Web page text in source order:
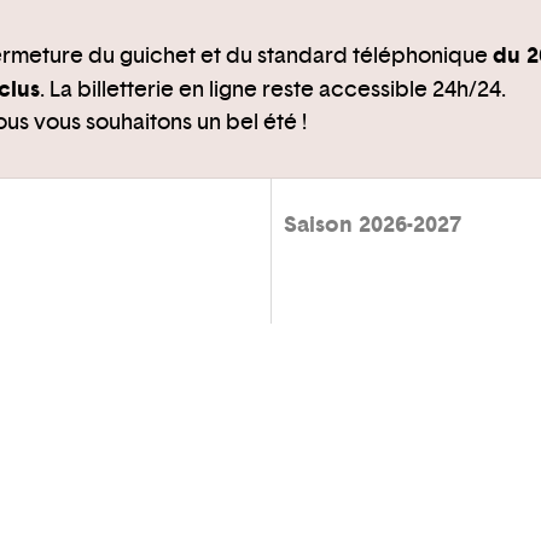
du guichet et du standard téléphoniquedu
. La billetterie en ligne reste accessible 24h/24.
vous souhaitons un bel été !
Saison 2026-2027